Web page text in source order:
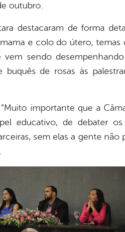
outubro.
destacaram de forma
e colo do útero,
sendo
de rosas às
importante que a
educativo, de debater
sem elas a gente